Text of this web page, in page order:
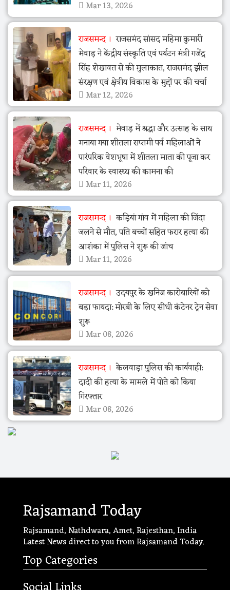
Mar 13, 2026
राजसमन्द
राजसमंद सांसद महिमा कुमारी
मेवाड़ ने केंद्रीय संस्कृति एवं पर्यटन मंत्री गजेंद्र
सिंह शेखावत से की मुलाकात, राजसमंद झील
संरक्षण एवं क्षेत्रीय विकास के मुद्दों पर की चर्चा
Mar 12, 2026
राजसमन्द
मेवाड़ में श्रद्धा और उत्साह के साथ
मनाया गया शीतला सप्तमी पर्व महिलाओं ने
पारंपरिक वेशभूषा में शीतला माता की पूजा कर
परिवार के स्वास्थ्य की कामना की
Mar 11, 2026
राजसमन्द
कड़ियां गांव में महिला की जिंदा
जलने से मौत, पति बच्चों सहित फरार हत्या की
आशंका में पुलिस ने शुरू की जांच
Mar 11, 2026
राजसमन्द
उदयपुर के खनिज कारोबारियों को
बड़ा फायदा: मोरबी के लिए सीधी कंटेनर ट्रेन सेवा
शुरू
Mar 08, 2026
राजसमन्द
केलवाड़ा पुलिस की कार्यवाही:
दादी की हत्या के मामले में पोते को किया
गिरफ्तार
Mar 08, 2026
Rajsamand Today
Rajsamand, Nathdwara, Amet, Rajesthan, India
Latest News direct to you from Rajsamand Today.
Top Categories